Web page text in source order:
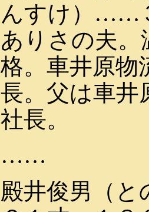
んすけ）……
ありさの夫
格。車井原物
長。父は車井
社長。
……
殿井俊男（